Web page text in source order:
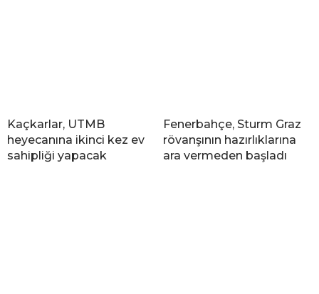
Kaçkarlar, UTMB
heyecanına ikinci kez ev
sahipliği yapacak
Fenerbahçe, Sturm Graz
rövanşının hazırlıklarına
ara vermeden başladı